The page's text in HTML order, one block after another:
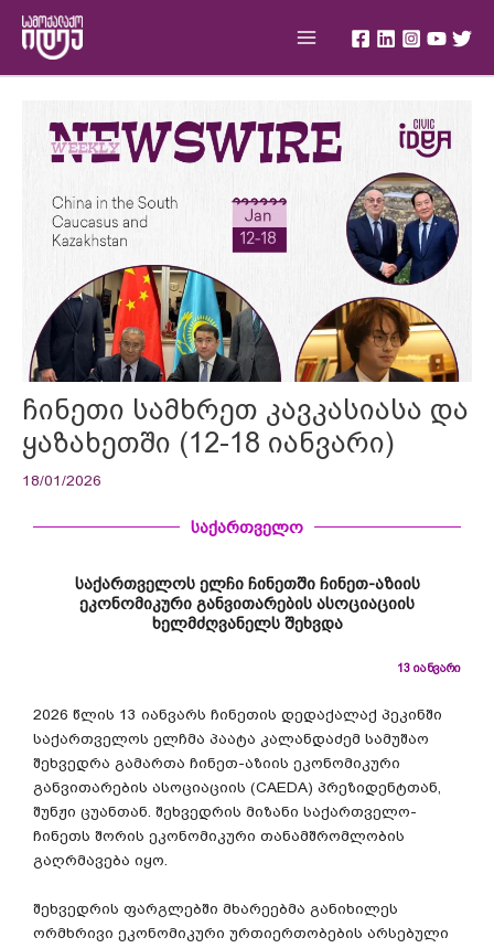
content
ჩინეთი სამხრეთ კავკასიასა და
ყაზახეთში (12-18 იანვარი)
18/01/2026
საქართველო
საქართველოს ელჩი ჩინეთში ჩინეთ-აზიის
ეკონომიკური განვითარების ასოციაციის
ხელმძღვანელს შეხვდა
13 იანვარი
2026 წლის 13 იანვარს ჩინეთის დედაქალაქ პეკინში
საქართველოს ელჩმა პაატა კალანდაძემ სამუშაო
შეხვედრა გამართა ჩინეთ-აზიის ეკონომიკური
განვითარების ასოციაციის (CAEDA) პრეზიდენტთან,
შუნჟი ცუანთან. შეხვედრის მიზანი საქართველო-
ჩინეთს შორის ეკონომიკური თანამშრომლობის
გაღრმავება იყო.
შეხვედრის ფარგლებში მხარეებმა განიხილეს
ორმხრივი ეკონომიკური ურთიერთობების არსებული